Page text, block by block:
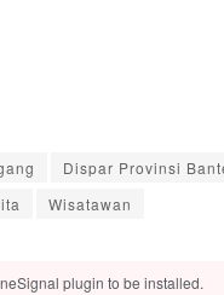
Dispar Provinsi
Wisatawan
plugin to be installed.